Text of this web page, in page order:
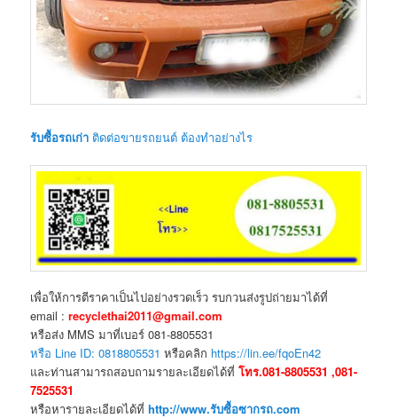
รับซื้อรถเก่า ติดต่อขายรถยนต์ ต้องทำอย่างไร
เพื่อให้การตีราคาเป็นไปอย่างรวดเร็ว รบกวนส่งรูปถ่ายมาได้ที่
email : recyclethai2011@gmail.com
หรือส่ง MMS มาที่เบอร์ 081-8805531
หรือ Line ID: 0818805531 หรือคลิก https://lin.ee/fqoEn42
และท่านสามารถสอบถามรายละเอียดได้ที่โทร.081-8805531 ,081-
7525531
หรือหารายละเอียดได้ที่ http://www.รับซื้อซากรถ.com